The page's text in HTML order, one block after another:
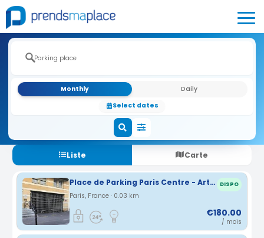
Monthly
Daily
Select dates
Liste Carte
Place de Parking Paris Centre - Arts et Métiers DISPO
Paris, France · 0.03 km
€180.00
/ mois